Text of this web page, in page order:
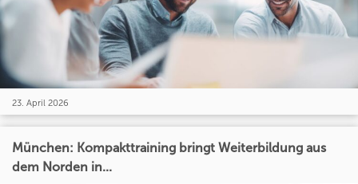
23. April 2026
München: Kompakttraining bringt Weiterbildung aus
dem Norden in...